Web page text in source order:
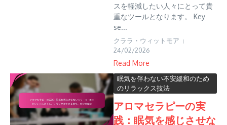
スを軽減したい人々にとって貴
重なツールとなります。 Key
se...
クララ・ウィットモア
24/02/2026
Read More
眠気を伴わない不安緩和のため
のリラックス技法
アロマセラピーの実
践：眠気を感じさせな